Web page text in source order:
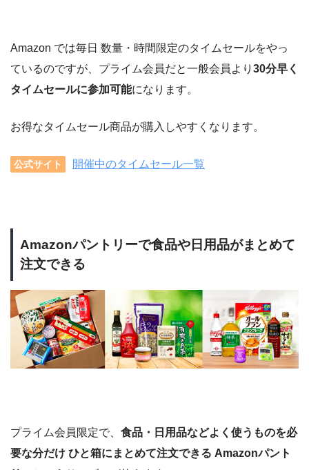
Amazon では毎日 数量・時間限定のタイムセールをやっ
ているのですが、プライム会員だと一般会員より 30分早く
タイムセールに参加可能になります。
お得なタイムセール商品が購入しやすくなります。
公式サイト 開催中のタイムセール一覧
Amazonパントリーで食品や日用品がまとめて
注文できる
プライム会員限定で、 食品・日用品などよく使うものを必
要な分だけ ひと箱にまとめて注文できる Amazonパント